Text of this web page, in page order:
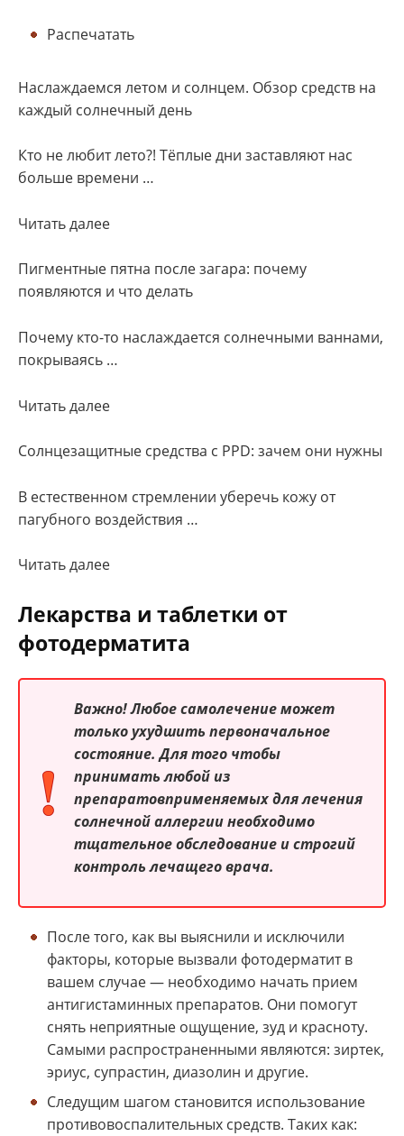
Распечатать
Наслаждаемся летом и солнцем. Обзор средств на
каждый солнечный день
Кто не любит лето?! Тёплые дни заставляют нас
больше времени …
Читать далее
Пигментные пятна после загара: почему
появляются и что делать
Почему кто-то наслаждается солнечными ваннами,
покрываясь …
Читать далее
Солнцезащитные средства с PPD: зачем они нужны
В естественном стремлении уберечь кожу от
пагубного воздействия …
Читать далее
Лекарства и таблетки от
фотодерматита
Важно! Любое самолечение может
только ухудшить первоначальное
состояние. Для того чтобы
принимать любой из
препаратовприменяемых для лечения
солнечной аллергии необходимо
тщательное обследование и строгий
контроль лечащего врача.
После того, как вы выяснили и исключили
факторы, которые вызвали фотодерматит в
вашем случае — необходимо начать прием
антигистаминных препаратов. Они помогут
снять неприятные ощущение, зуд и красноту.
Самыми распространенными являются: зиртек,
эриус, супрастин, диазолин и другие.
Следущим шагом становится использование
противовоспалительных средств. Таких как: